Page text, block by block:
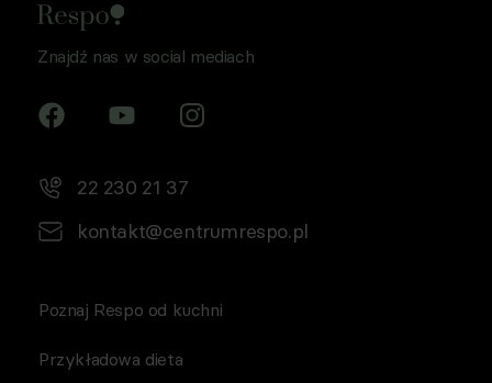
Znajdź nas w social mediach
22 230 21 37
kontakt@centrumrespo.pl
Poznaj Respo od kuchni
Przykładowa dieta